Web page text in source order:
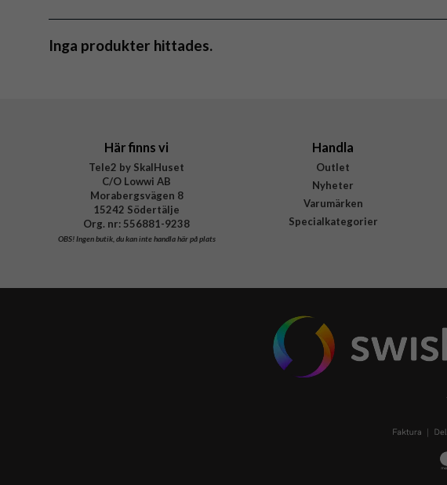
Inga produkter hittades.
Här finns vi
Tele2 by SkalHuset
C/O Lowwi AB
Morabergsvägen 8
15242 Södertälje
Org. nr: 556881-9238
OBS!Ingen butik, du kan inte handla här på plats
Handla
Outlet
Nyheter
Varumärken
Specialkategorier